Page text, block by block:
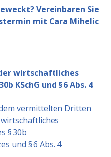
Vereinbaren Sie
mit Cara Mihelic
wirtschaftliches
KSchG und § 6 Abs. 4
vermittelten Dritten
§ 30b
und § 6 Abs. 4